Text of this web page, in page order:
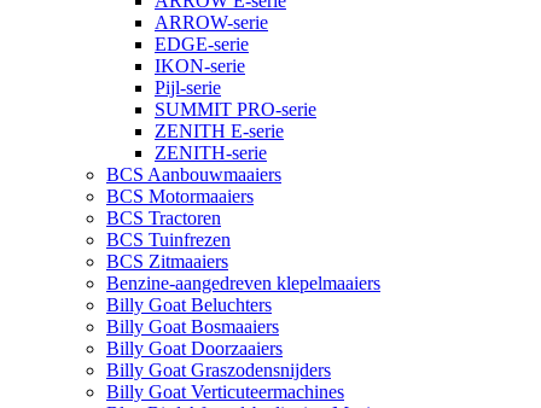
ARROW-serie
EDGE-serie
IKON-serie
Pijl-serie
SUMMIT PRO-serie
ZENITH E-serie
ZENITH-serie
BCS Aanbouwmaaiers
BCS Motormaaiers
BCS Tractoren
BCS Tuinfrezen
BCS Zitmaaiers
Benzine-aangedreven klepelmaaiers
Billy Goat Beluchters
Billy Goat Bosmaaiers
Billy Goat Doorzaaiers
Billy Goat Graszodensnijders
Billy Goat Verticuteermachines